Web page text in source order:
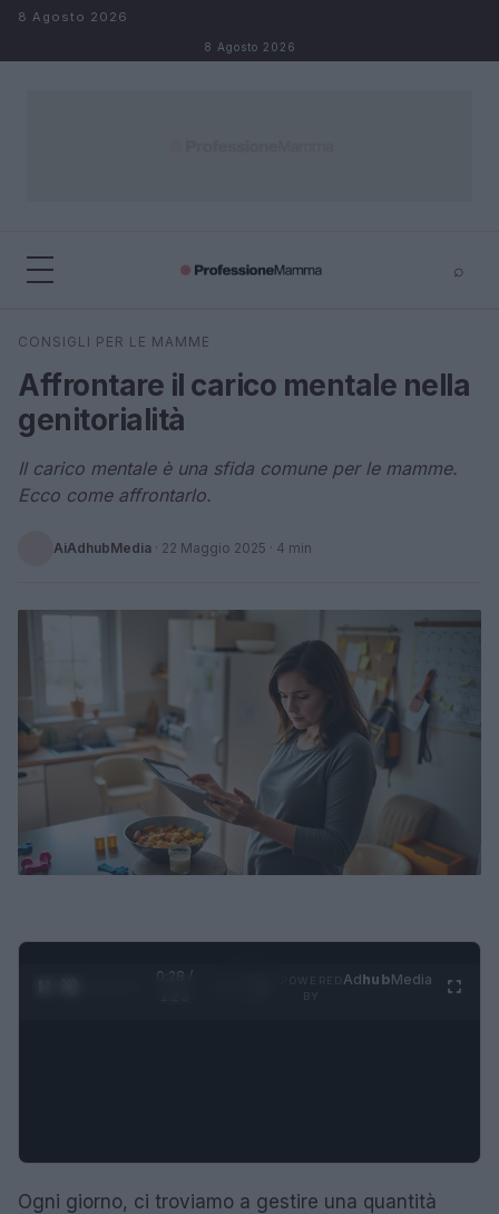
Salta al contenuto
8 Agosto 2026
8 Agosto 2026
⌕
Cerca
CONSIGLI PER LE MAMME
Affrontare il carico mentale nella
genitorialità
Il carico mentale è una sfida comune per le mamme.
Ecco come affrontarlo.
AiAdhubMedia · 22 Maggio 2025 · 4 min
0:29 /
AdhubMedia
Ogni giorno, ci troviamo a gestire una quantità